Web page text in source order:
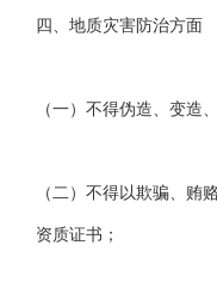
四、地质灾害防治方面
（一）不得伪造、变造
（二）不得以欺骗、贿
资质证书；